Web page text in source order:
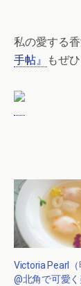
私の愛する
手帖』
もぜ
Victoria Pearl（
@北角で可愛